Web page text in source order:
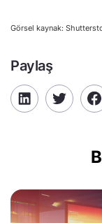
Görsel kaynak:
Paylaş